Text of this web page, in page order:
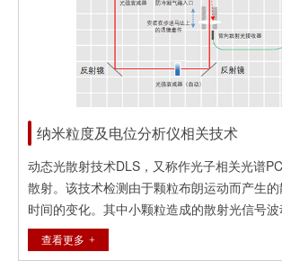
纳米粒度及电位分析仪相关技术
动态光散射技术DLS，又称作光子相关光谱
散射。该技术检测由于颗粒布朗运动而产生
时间的变化。其中小颗粒造成的散射光信号
造成的散射光信号波动较慢。APD检测器将散
电信号，再通过数字相关器的运算处理，得到
查看更多